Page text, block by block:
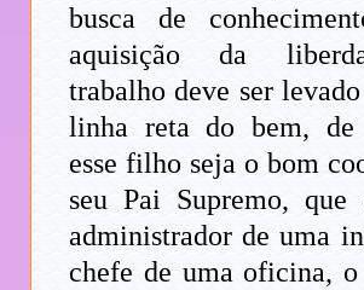
busca de
aquisição da
trabalho deve ser
linha reta do bem, de
esse filho seja o bom
seu Pai Supremo,
administrador de uma
chefe de uma oficina,